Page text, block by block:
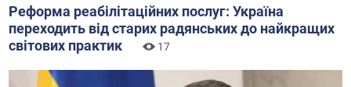
Реформа реабілітаційних послуг: Україна
переходить від старих радянських до найкращих
світових практик
17